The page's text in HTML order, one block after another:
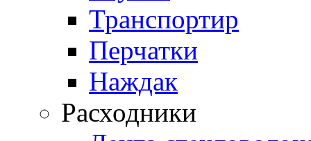
Транспортир
Перчатки
Наждак
Расходники